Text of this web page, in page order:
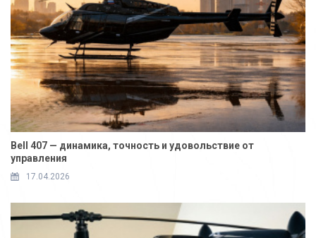
Bell 407 — динамика, точность и удовольствие от
управления
17.04.2026